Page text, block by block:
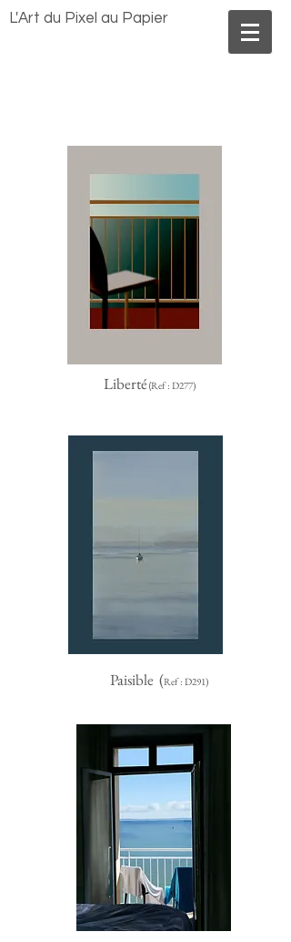
Benoît MORLAND
L'Art du Pixel au Papier
Liberté (Ref : D277)
Paisible (Ref : D291)